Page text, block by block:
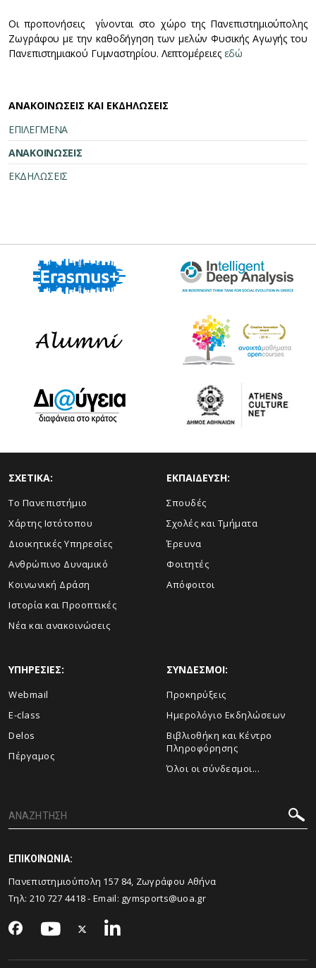
Οι προπονήσεις γίνονται στο χώρο της Πανεπιστημιούπολης
Ζωγράφου με την καθοδήγηση των μελών Φυσικής Αγωγής του
Πανεπιστημιακού Γυμναστηρίου. Λεπτομέρειες εδώ
ΑΝΑΚΟΙΝΩΣΕΙΣ ΚΑΙ ΕΚΔΗΛΩΣΕΙΣ
ΕΠΙΛΕΓΜΕΝΑ
ΑΝΑΚΟΙΝΩΣΕΙΣ
ΕΚΔΗΛΩΣΕΙΣ
ΣΧΕΤΙΚΑ:
Το Πανεπιστήμιο
Χάρτης Ιστότοπου
Διοικητικές Υπηρεσίες
Ανθρώπινο Δυναμικό
Κοινωνική Δράση
Ιστορία και Προοπτικές
Νέα και ανακοινώσεις
ΕΚΠΑΙΔΕΥΣΗ:
Σπουδές
Σχολές και Τμήματα
Έρευνα
Φοιτητές
Απόφοιτοι
ΥΠΗΡΕΣΙΕΣ:
Webmail
E-class
Delos
Πέργαμος
ΣΥΝΔΕΣΜΟΙ:
Προκηρύξεις
Ημερολόγιο Εκδηλώσεων
Βιβλιοθήκη και Κέντρο
Πληροφόρησης
Όλοι οι σύνδεσμοι...
ΕΠΙΚΟΙΝΩΝΙΑ:
Πανεπιστημιούπολη 157 84, Ζωγράφου Αθήνα
Τηλ: 210 727 4418- Email: gymsports@uoa.gr